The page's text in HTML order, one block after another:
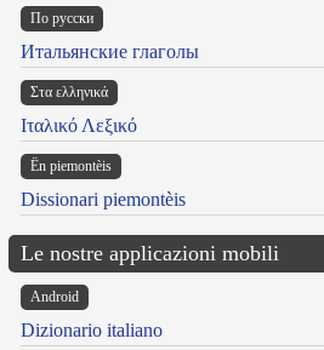
По русски
Итальянские глаголы
Στα ελληνικά
Ιταλικό Λεξικό
Ën piemontèis
Dissionari piemontèis
Le nostre applicazioni mobili
Android
Dizionario italiano